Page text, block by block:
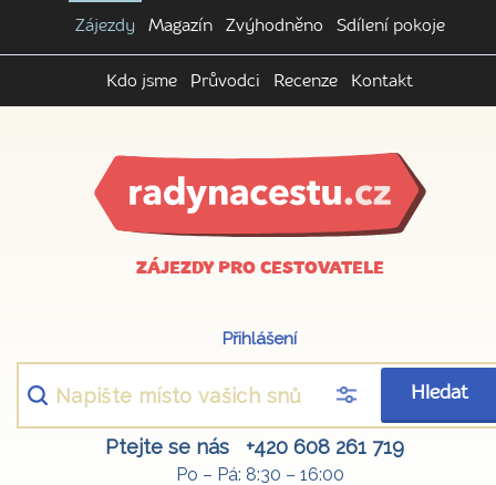
Zájezdy Magazín Zvýhodněno Sdílení pokoje
Kdo jsme Průvodci Recenze Kontakt
ZÁJEZDY PRO CESTOVATELE
Přihlášení
Hledat
Ptejte se nás +420 608 261 719
Po – Pá: 8:30 – 16:00